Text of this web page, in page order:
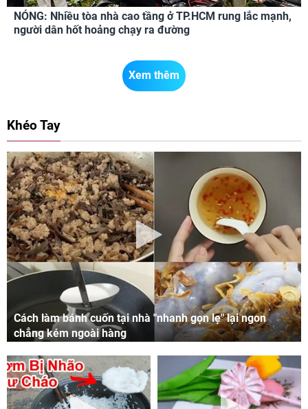
NÓNG: Nhiều tòa nhà cao tầng ở TP.HCM rung lắc mạnh,
người dân hốt hoảng chạy ra đường
Xem thêm
Khéo Tay
Cách làm bánh cuốn tại nhà "nhanh gọn lẹ" lại ngon
chẳng kém ngoài hàng